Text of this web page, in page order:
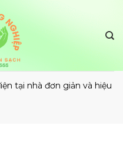
tại nhà đơn giản và hiệu